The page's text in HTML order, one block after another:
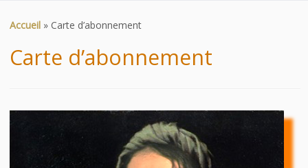
auAccueil » Carte d’abonnement
Carte d’abonnement